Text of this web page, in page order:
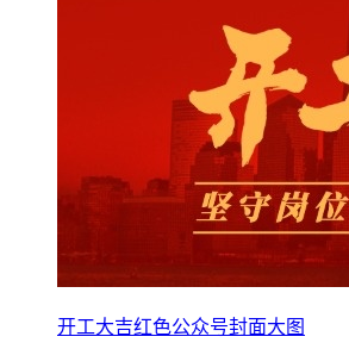
开工大吉红色公众号封面大图